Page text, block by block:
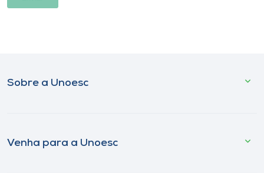
Sobre a Unoesc
Venha para a Unoesc